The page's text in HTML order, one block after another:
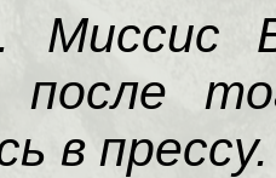
после
в прессу.